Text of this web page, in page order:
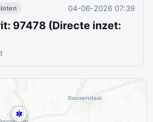
04-06-2026 07:39
97478 (Directe inzet: